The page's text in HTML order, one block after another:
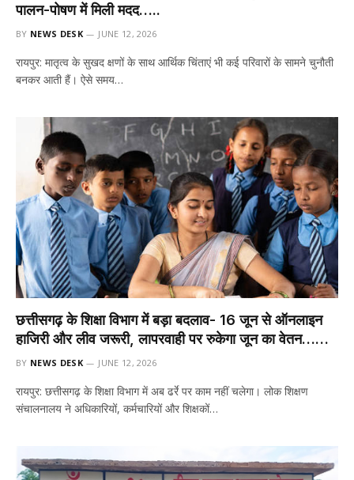
पालन-पोषण में मिली मदद…..
BY NEWS DESK JUNE 12, 2026
रायपुर: मातृत्व के सुखद क्षणों के साथ आर्थिक चिंताएं भी कई परिवारों के सामने चुनौती
बनकर आती हैं। ऐसे समय…
छत्तीसगढ़ के शिक्षा विभाग में बड़ा बदलाव- 16 जून से ऑनलाइन
हाजिरी और लीव जरूरी, लापरवाही पर रुकेगा जून का वेतन……
BY NEWS DESK JUNE 12, 2026
रायपुर: छत्तीसगढ़ के शिक्षा विभाग में अब ढर्रे पर काम नहीं चलेगा। लोक शिक्षण
संचालनालय ने अधिकारियों, कर्मचारियों और शिक्षकों…